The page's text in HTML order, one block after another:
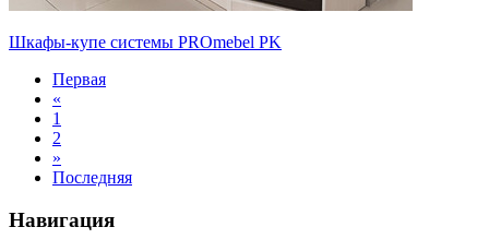
Шкафы-купе системы PROmebel PK
Первая
«
1
2
»
Последняя
Навигация